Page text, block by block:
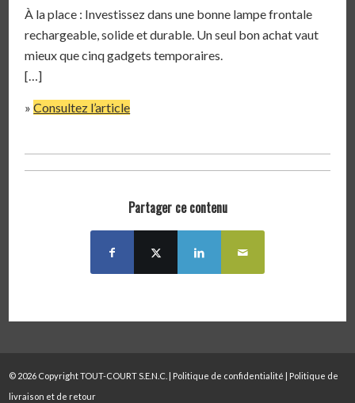
À la place : Investissez dans une bonne lampe frontale
rechargeable, solide et durable. Un seul bon achat vaut
mieux que cinq gadgets temporaires.
[…]
»Consultez l’article
Partager ce contenu
© 2026 Copyright TOUT-COURT S.E.N.C. | Politique de confidentialité
Politique de
livraison et de retour